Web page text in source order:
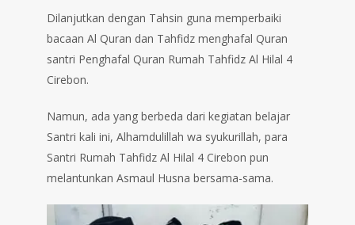
Dilanjutkan dengan Tahsin guna memperbaiki
bacaan Al Quran dan Tahfidz menghafal Quran
santri Penghafal Quran Rumah Tahfidz Al Hilal 4
Cirebon.
Namun, ada yang berbeda dari kegiatan belajar
Santri kali ini, Alhamdulillah wa syukurillah, para
Santri Rumah Tahfidz Al Hilal 4 Cirebon pun
melantunkan Asmaul Husna bersama-sama.